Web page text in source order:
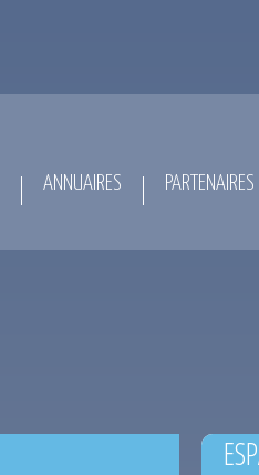
ANNUAIRES PARTENAIRES